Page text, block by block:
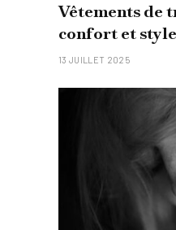
Vêtements de
confort et
13 JUILLET 2025